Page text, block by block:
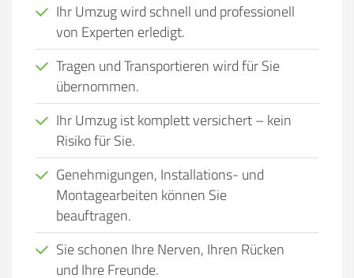
Ihr Umzug wird schnell und professionell
von Experten erledigt.
Tragen und Transportieren wird für Sie
übernommen.
Ihr Umzug ist komplett versichert – kein
Risiko für Sie.
Genehmigungen, Installations- und
Montagearbeiten können Sie
beauftragen.
Sie schonen Ihre Nerven, Ihren Rücken
und Ihre Freunde.